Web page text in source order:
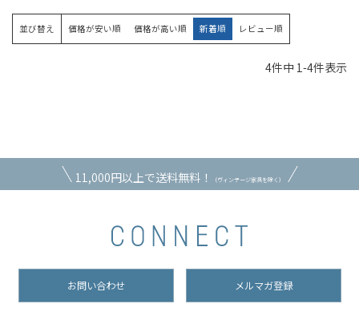
並び替え 価格が安い順 価格が高い順 新着順 レビュー順
4件中 1-4件表示
11,000円以上で送料無料！ （ヴィンテージ家具を除く）
お問い合わせ メルマガ登録